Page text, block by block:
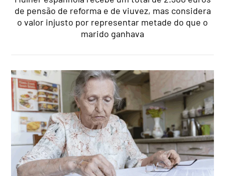
de pensão de reforma e de viuvez, mas considera
o valor injusto por representar metade do que o
marido ganhava